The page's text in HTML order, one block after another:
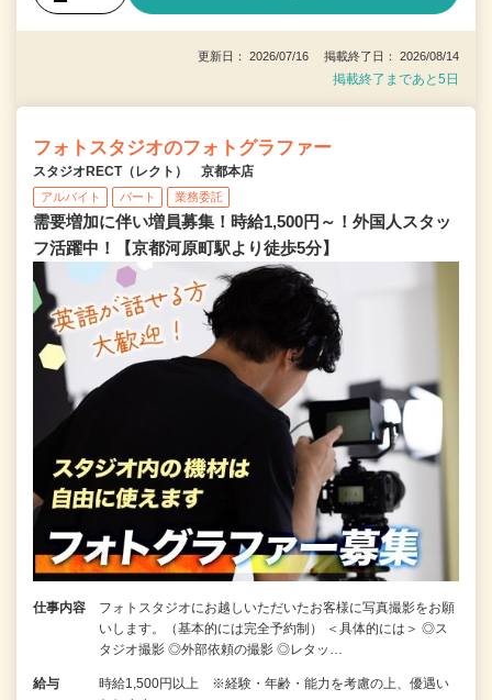
更新日： 2026/07/16 掲載終了日： 2026/08/14
掲載終了まであと5日
フォトスタジオのフォトグラファー
スタジオRECT（レクト） 京都本店
アルバイト パート 業務委託
需要増加に伴い増員募集！時給1,500円～！外国人スタッ
フ活躍中！【京都河原町駅より徒歩5分】
仕事内容
フォトスタジオにお越しいただいたお客様に写真撮影をお願
いします。（基本的には完全予約制） ＜具体的には＞ ◎ス
タジオ撮影 ◎外部依頼の撮影 ◎レタッ…
給与
時給1,500円以上 ※経験・年齢・能力を考慮の上、優遇い